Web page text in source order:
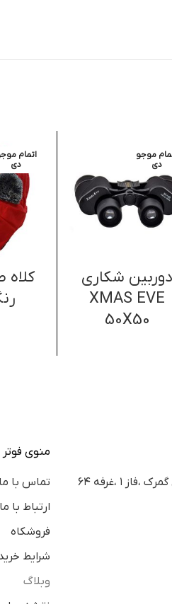
موجو
دی
دوربین شکاری
XMAS EVE
50X50
اتمام
دی
١ ،غرفه ٦٤
منوی فوتر
تماس با ما
ارتباط با ما
فروشکاه
شرایط
وبلاگ